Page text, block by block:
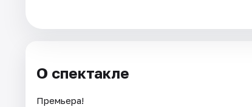
О спектакле
Премьера!